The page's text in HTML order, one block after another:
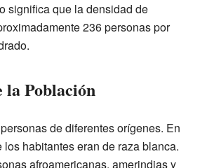
significa que la densidad de
236 personas por
la Población
de diferentes orígenes. En
habitantes eran de raza blanca.
afroamericanas, amerindias y